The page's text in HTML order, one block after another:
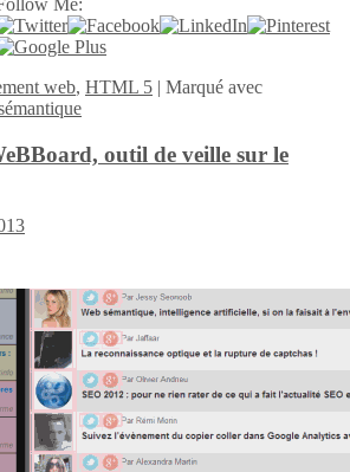
Me:
web, HTML 5 | Marqué avec
outil de veille sur le